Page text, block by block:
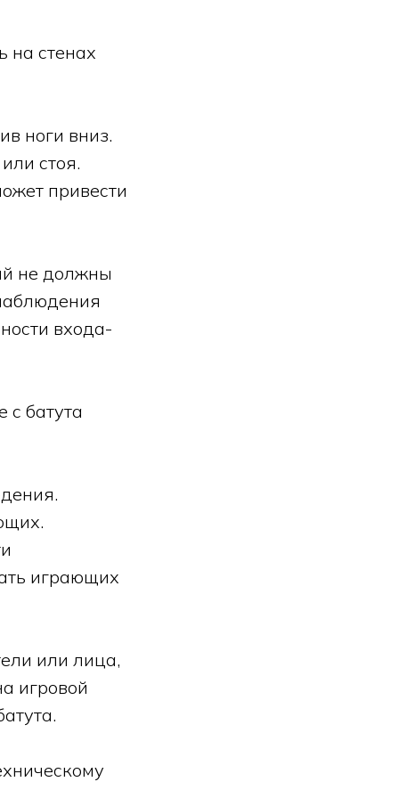
на стенах
ноги вниз.
стоя.
привести
не должны
входа-
с батута
играющих
или лица,
игровой